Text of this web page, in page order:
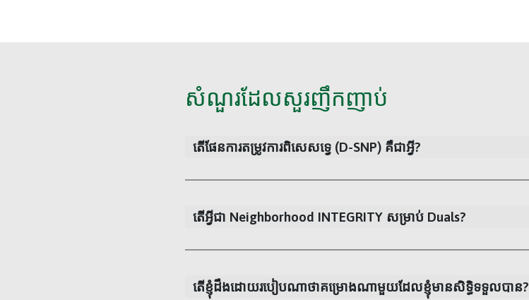
សំណួរដែលសួរញឹកញាប់
តើផែនការតម្រូវការពិសេសទ្វេ (D-SNP) គឺជាអ្វី?
តើអ្វីជា Neighborhood INTEGRITY សម្រាប់ Duals?
តើខ្ញុំដឹងដោយរបៀបណាថាគម្រោងណាមួយដែលខ្ញុំមានសិទ្ធិទទួលបាន?